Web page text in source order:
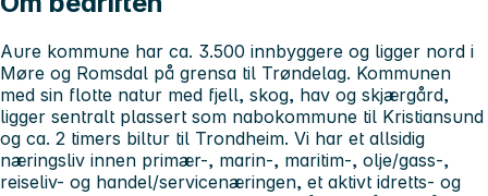
Aure kommune har ca. 3.500 innbyggere og ligger nord i
Møre og Romsdal på grensa til Trøndelag. Kommunen
med sin flotte natur med fjell, skog, hav og skjærgård,
ligger sentralt plassert som nabokommune til Kristiansund
og ca. 2 timers biltur til Trondheim. Vi har et allsidig
næringsliv innen primær-, marin-, maritim-, olje/gass-,
reiseliv- og handel/servicenæringen, et aktivt idretts- og